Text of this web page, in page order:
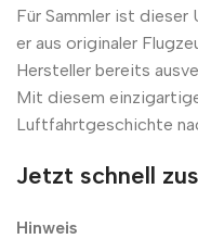
Für Sammler ist
er aus originaler
Hersteller bereits
Mit diesem
Luftfahrtgeschichte
Jetzt schnell
Hinweis